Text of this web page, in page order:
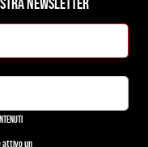
attivo un